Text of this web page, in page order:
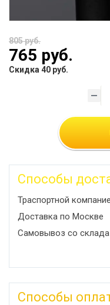
805 руб.
765 руб.
Скидка 40 руб.
Способы
Траспортной
Доставка по Москве
Самовывоз со склада
Способы